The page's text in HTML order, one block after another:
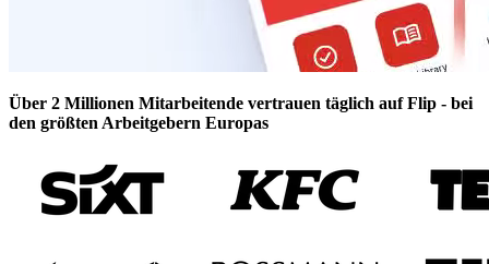
Über 2 Millionen Mitarbeitende vertrauen täglich auf Flip - bei
den größten Arbeitgebern Europas